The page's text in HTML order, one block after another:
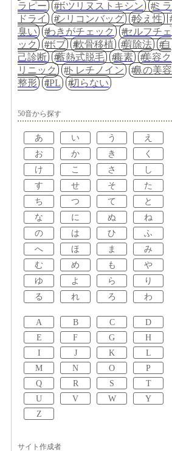
ラピー
ボツリヌストキシン
ミラ
ドライ
シリコンバッグ
冷え性
臭い
わきがチェック
セルフチェ
ック
ボブ 軟骨移植 剪除法
自
己診断
蓄熱式脱毛 毒素
美容ク
リニック
トレチノイン
鼻の美容
整形
IPL 切らない
50音から探す
あ い う
え
お
か き
く
け
こ さ
し
す
せ そ
た
ち
つ て
と
な
に ぬ
ね
の
は ひ
ふ
へ
ほ ま
み
む
め も
や
ゆ
よ ら
り
る
れ ろ わ
A B C
D
E
F G
H
I
J K
L
M
N O
P
Q
R S
T
U
V W
Y
Z
サイト作成者